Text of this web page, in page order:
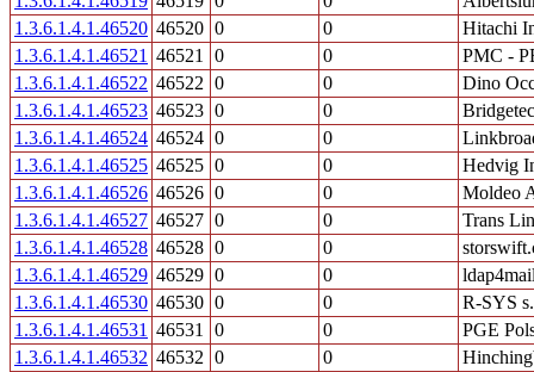
1.3.6.1.4.1.46520 46520 0 0
Hitachi
1.3.6.1.4.1.46521 46521 0 0
PMC -
1.3.6.1.4.1.46522 46522 0 0
Dino
1.3.6.1.4.1.46523 46523 0 0
1.3.6.1.4.1.46524 46524 0 0
1.3.6.1.4.1.46525 46525 0 0
Hedvig
1.3.6.1.4.1.46526 46526 0 0
Moldeo
1.3.6.1.4.1.46527 46527 0 0
Trans
1.3.6.1.4.1.46528 46528 0 0
1.3.6.1.4.1.46529 46529 0 0
1.3.6.1.4.1.46530 46530 0 0
R-SYS
1.3.6.1.4.1.46531 46531 0 0
PGE
1.3.6.1.4.1.46532 46532 0 0